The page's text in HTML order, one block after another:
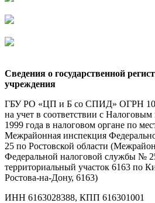
Сведения о государственной
учреждения
ГБУ РО «ЦП и Б со СПИД» ОГРН
на учет в соответствии с
1999 года в налоговом органе по
Межрайонная инспекция
25 по Ростовской области
Федеральной налоговой службы №
территориальный участок 6163 по
Ростова-на-Дону, 6163)
ИНН 6163028388, КПП 616301001